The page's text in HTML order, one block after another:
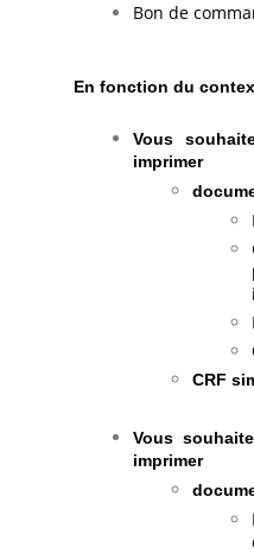
Bon de
En fonction du
Vous
imprimer
CRF
Vous
imprimer